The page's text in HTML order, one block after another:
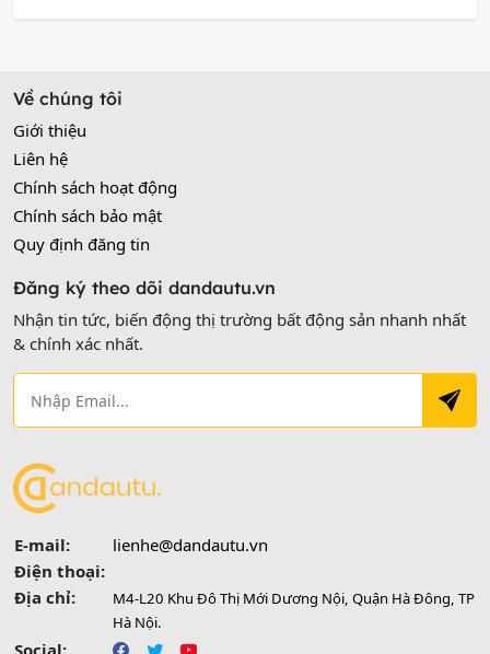
Về chúng tôi
Giới thiệu
Liên hệ
Chính sách hoạt động
Chính sách bảo mật
Quy định đăng tin
Đăng ký theo dõi dandautu.vn
Nhận tin tức, biến động thị trường bất động sản nhanh nhất
& chính xác nhất.
E-mail:
lienhe@dandautu.vn
Điện thoại:
Địa chỉ:
M4-L20 Khu Đô Thị Mới Dương Nội, Quận Hà Đông, TP
Hà Nội.
Social: